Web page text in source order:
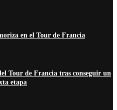
en el Tour de Francia
Tour de Francia tras conseguir un
etapa